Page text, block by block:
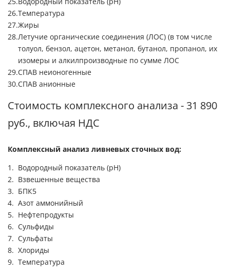
Температура
Жиры
Летучие органические соединения (ЛОС) (в том числе
толуол, бензол, ацетон, метанол, бутанол, пропанол, их
изомеры и алкилпроизводные по сумме ЛОС
СПАВ неионогенные
СПАВ анионные
Стоимость комплексного анализа - 31 890
руб., включая НДС
Комплексный анализ ливневых сточных вод:
Водородный показатель (рН)
Взвешенные вещества
БПК5
Азот аммонийный
Нефтепродукты
Сульфиды
Сульфаты
Хлориды
Температура